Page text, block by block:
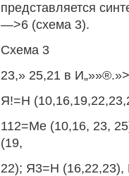
представляется
—>6 (схема 3).
Схема 3
23,» 25,21 в И„»»®.»>
Я!=Н
112=Ме (10,16, 23,
(19,
22); Я3=Н (16,22,23),